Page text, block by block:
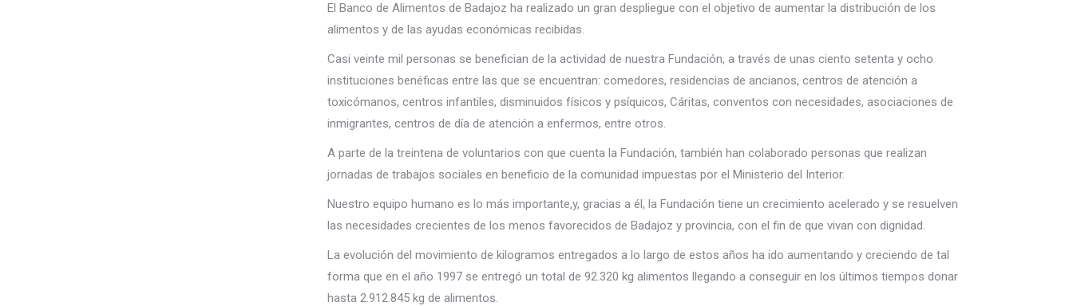
El Banco de Alimentos de Badajoz ha realizado un gran despliegue con el objetivo de aumentar la distribución de los
alimentos y de las ayudas económicas recibidas.
Casi veinte mil personas se benefician de la actividad de nuestra Fundación, a través de unas ciento setenta y ocho
instituciones benéficas entre las que se encuentran: comedores, residencias de ancianos, centros de atención a
toxicómanos, centros infantiles, disminuidos físicos y psíquicos, Cáritas, conventos con necesidades, asociaciones de
inmigrantes, centros de día de atención a enfermos, entre otros.
A parte de la treintena de voluntarios con que cuenta la Fundación, también han colaborado personas que realizan
jornadas de trabajos sociales en beneficio de la comunidad impuestas por el Ministerio del Interior.
Nuestro equipo humano es lo más importante,y, gracias a él, la Fundación tiene un crecimiento acelerado y se resuelven
las necesidades crecientes de los menos favorecidos de Badajoz y provincia, con el fin de que vivan con dignidad.
La evolución del movimiento de kilogramos entregados a lo largo de estos años ha ido aumentando y creciendo de tal
forma que en el año 1997 se entregó un total de 92.320 kg alimentos llegando a conseguir en los últimos tiempos donar
hasta 2.912.845 kg de alimentos.